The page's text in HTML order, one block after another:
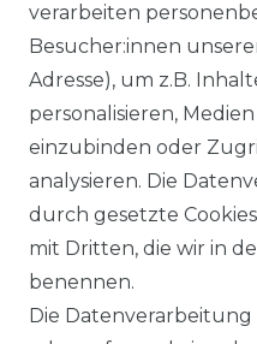
KONTAKT
NEWSLETTER &
MÖBEL
verarbeiten
Besucher:innen
Adresse), um z.B.
personalisieren,
einzubinden oder
analysieren. Die
durch gesetzte
mit Dritten, die wir in
benennen.
Die